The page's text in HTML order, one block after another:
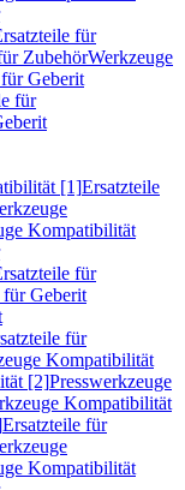
für
ZubehörWerkzeuge
Geberit
für
[1]Ersatzteile
Kompatibilität
für
für Geberit
für
Kompatibilität
[2]Presswerkzeuge
Kompatibilität
Ersatzteile für
Kompatibilität